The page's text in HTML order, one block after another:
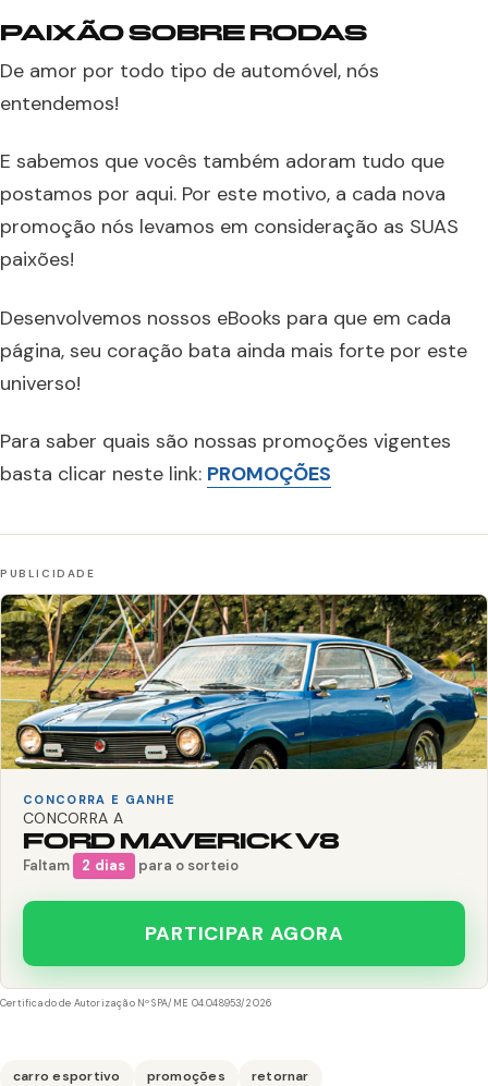
PAIXÃO SOBRE RODAS
De amor por todo tipo de automóvel, nós
entendemos!
E sabemos que vocês também adoram tudo que
postamos por aqui. Por este motivo, a cada nova
promoção nós levamos em consideração as SUAS
paixões!
Desenvolvemos nossos eBooks para que em cada
página, seu coração bata ainda mais forte por este
universo!
Para saber quais são nossas promoções vigentes
basta clicar neste link: PROMOÇÕES
CONCORRA E GANHE
CONCORRA A
FORD MAVERICK V8
Faltam 2 dias para o sorteio
PARTICIPAR AGORA
Certificado de Autorização Nº SPA/ME 04.048953/2026
carro esportivo promoções retornar